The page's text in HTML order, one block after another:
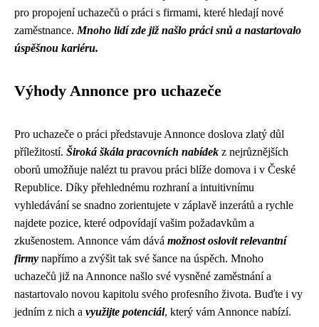
pro propojení uchazečů o práci s firmami, které hledají nové
zaměstnance. Mnoho lidí zde již našlo práci snů a nastartovalo
úspěšnou kariéru.
Výhody Annonce pro uchazeče
Pro uchazeče o práci představuje Annonce doslova zlatý důl
příležitostí. Široká škála pracovních nabídek z nejrůznějších
oborů umožňuje nalézt tu pravou práci blíže domova i v České
Republice. Díky přehlednému rozhraní a intuitivnímu
vyhledávání se snadno zorientujete v záplavě inzerátů a rychle
najdete pozice, které odpovídají vašim požadavkům a
zkušenostem. Annonce vám dává možnost oslovit relevantní
firmy napřímo a zvýšit tak své šance na úspěch. Mnoho
uchazečů již na Annonce našlo své vysněné zaměstnání a
nastartovalo novou kapitolu svého profesního života. Buďte i vy
jedním z nich a využijte potenciál, který vám Annonce nabízí.